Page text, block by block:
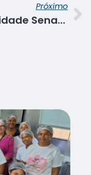
Próximo
Alunos do Programa de Gratuidade Senac apresentam resultado de pesquisa sobre cuidado humanizado nas UTIs